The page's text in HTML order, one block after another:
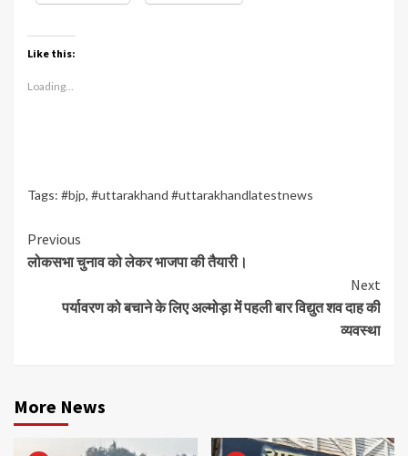
Like this:
Loading...
Tags: #bjp, #uttarakhand #uttarakhandlatestnews
Continue
Reading
Previous
लोकसभा चुनाव को लेकर भाजपा की तैयारी।
Next
पर्यावरण को बचाने के लिए अल्मोड़ा में पहली बार विद्युत शव दाह की
व्यवस्था
More News